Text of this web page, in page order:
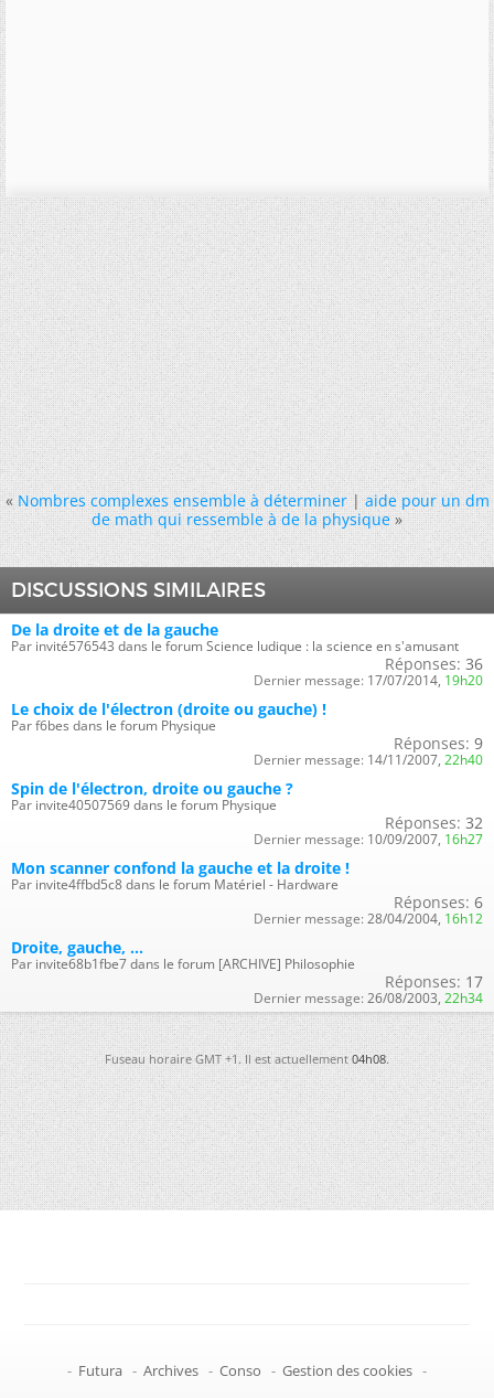
« Nombres complexes ensemble à déterminer|aide pour un dm
de math qui ressemble à de la physique »
DISCUSSIONS SIMILAIRES
De la droite et de la gauche
Par invité576543 dans le forum Science ludique : la science en s'amusant
Réponses: 36
Dernier message: 17/07/2014, 19h20
Le choix de l'électron (droite ou gauche) !
Par f6bes dans le forum Physique
Réponses: 9
Dernier message: 14/11/2007, 22h40
Spin de l'électron, droite ou gauche ?
Par invite40507569 dans le forum Physique
Réponses: 32
Dernier message: 10/09/2007, 16h27
Mon scanner confond la gauche et la droite !
Par invite4ffbd5c8 dans le forum Matériel - Hardware
Réponses: 6
Dernier message: 28/04/2004, 16h12
Droite, gauche, ...
Par invite68b1fbe7 dans le forum [ARCHIVE] Philosophie
Réponses: 17
Dernier message: 26/08/2003, 22h34
Fuseau horaire GMT +1. Il est actuellement04h08.
- Futura - Archives - Conso - Gestion des cookies -